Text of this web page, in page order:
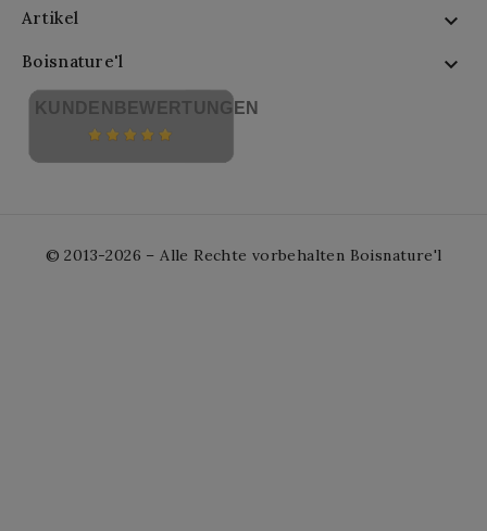
Artikel 
Boisnature'l 
KUNDENBEWERTUNGEN
© 2013-2026 – Alle Rechte vorbehalten Boisnature'l